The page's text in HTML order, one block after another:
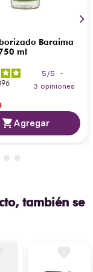
Baraima
ml
5/5
-
3 opiniones
Agregar
también se